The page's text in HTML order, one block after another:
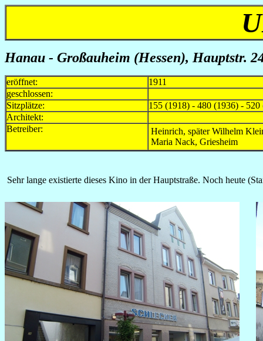
Hanau - Großauheim (Hessen), Hauptstr.
eröffnet:
1911
geschlossen:
Sitzplätze:
155 (1918) - 480 (1936) -
Architekt:
Betreiber:
Heinrich, später Wilhelm
Maria Nack, Griesheim
Sehr lange existierte dieses Kino in der Hauptstraße. Noch heute